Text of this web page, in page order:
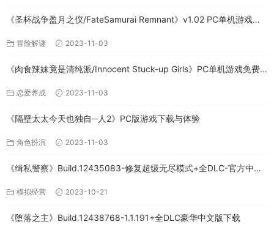
《圣杯战争盈月之仪/FateSamurai Remnant》v1.02 PC单机游戏下
冒险解谜 2023-11-03
《肉食辣妹竟是清纯派/Innocent Stuck-up Girls》PC单机游戏免费
恋爱养成 2023-11-03
《隔壁太太今天也独自─人2》PC版游戏下载与体验
角色扮演 2023-11-03
《缉私警察》Build.12435083-修复超级无尽模式+全DLC-官方中文-
模拟经营 2023-10-21
《堕落之主》Build.12438768-1.1.191+全DLC豪华中文版下载